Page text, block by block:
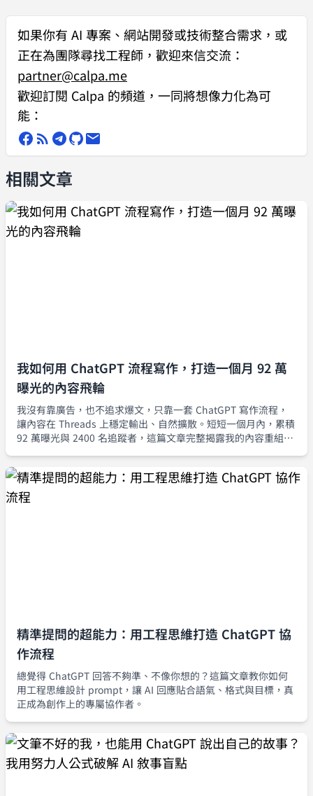
如果你有 AI 專案、網站開發或技術整合需求 ，或
正在為團隊尋找工程師，歡迎來信交流：
partner@calpa.me
歡迎訂閱 Calpa 的頻道，一同將想像力化為可
能：
相關文章
我如何用 ChatGPT 流程寫作，打造一個月 92 萬
曝光的內容飛輪
我沒有靠廣告，也不追求爆文，只靠一套 ChatGPT 寫作流程，
讓內容在 Threads 上穩定輸出、自然擴散。短短一個月內，累積
92 萬曝光與 2400 名追蹤者，這篇文章完整揭露我的內容重組流
精準提問的超能力：用工程思維打造 ChatGPT 協
作流程
總覺得 ChatGPT 回答不夠準、不像你想的？這篇文章教你如何
用工程思維設計 prompt，讓 AI 回應貼合語氣、格式與目標，真
正成為創作上的專屬協作者。